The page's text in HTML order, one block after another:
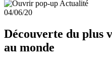
04/06/20
Découverte du plus
au monde